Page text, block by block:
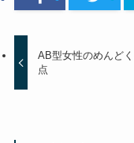
AB型女性のめんど
点